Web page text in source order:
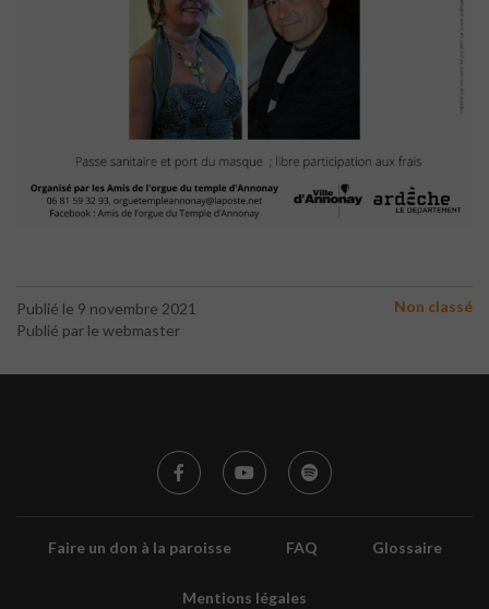
Publié le 9 novembre 2021
Publié par le webmaster
Non classé
Faire un don à la paroisse FAQ Glossaire
Mentions légales